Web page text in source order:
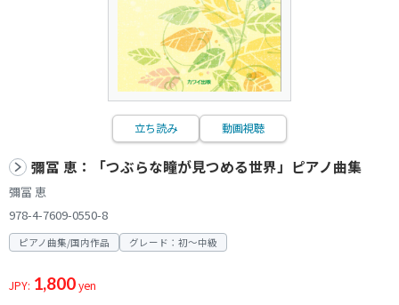
立ち読み 動画視聴
彌冨 恵：「つぶらな瞳が見つめる世界」ピアノ曲集
彌冨 恵
978-4-7609-0550-8
ピアノ曲集/国内作品 グレード：初～中級
JPY: 1,800yen